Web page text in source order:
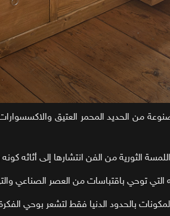
من الحديد المحمر العتيق
الثورية من الفن انتشارها إلى أثاثه كونه
التي توحي باقتباسات من العصر الصناعي
بالحدود الدنيا فقط لتشعر بوحي